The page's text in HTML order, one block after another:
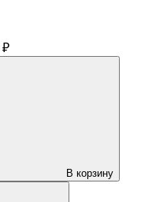
₽
В корзину